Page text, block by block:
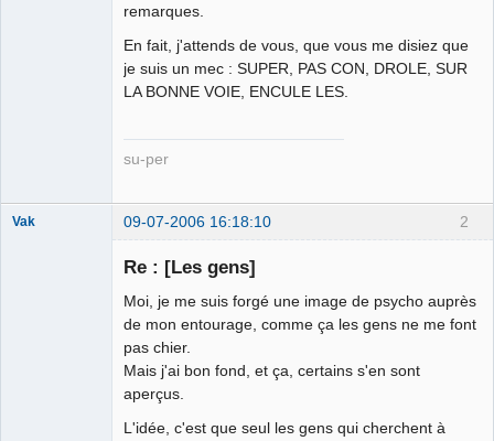
remarques.
En fait, j'attends de vous, que vous me disiez que
je suis un mec : SUPER, PAS CON, DROLE, SUR
LA BONNE VOIE, ENCULE LES.
su-per
2
Vak 09-07-2006 16:18:10
Re : [Les gens]
Moi, je me suis forgé une image de psycho auprès
de mon entourage, comme ça les gens ne me font
pas chier.
Mais j'ai bon fond, et ça, certains s'en sont
aperçus.
L'idée, c'est que seul les gens qui cherchent à